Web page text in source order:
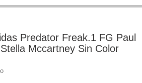
Predator Freak.1 FG Paul
Mccartney Sin Color